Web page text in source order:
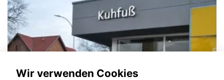
Wir verwenden Cookies